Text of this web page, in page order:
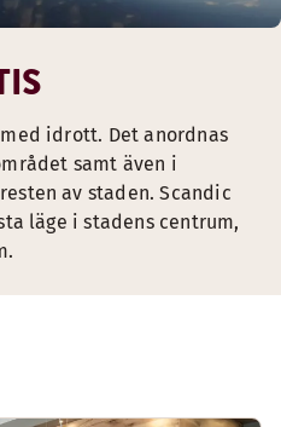
idrott. Det anordnas
samt även i
av staden. Scandic
läge i stadens centrum,